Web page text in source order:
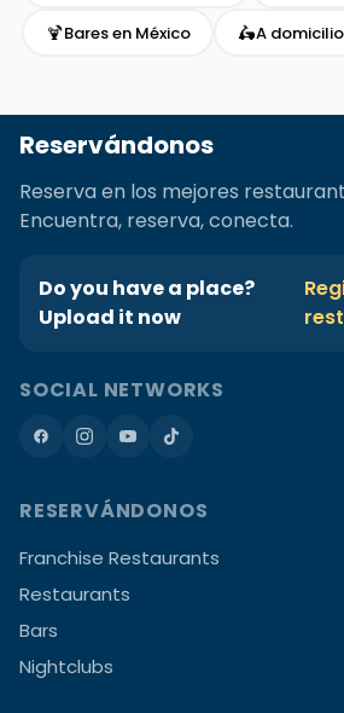
🍹Bares en México 🛵A domicilio
Reservándonos
Reserva en los mejores
Encuentra, reserva, conecta.
Do you have a place?
Upload it now
SOCIAL NETWORKS
RESERVÁNDONOS
Franchise Restaurants
Restaurants
Bars
Nightclubs